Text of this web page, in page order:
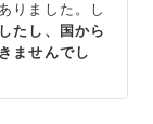
りました。し
たし、国から
ませんでし